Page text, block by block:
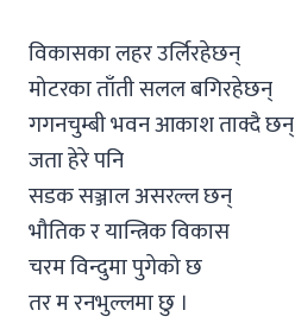
विकासका लहर उर्लिरहेछन्
मोटरका ताँती सलल बगिरहेछन्
गगनचुम्बी भवन आकाश ताक्दै छन्
जता हेरे पनि
सडक सञ्जाल असरल्ल छन्
भौतिक र यान्त्रिक विकास
चरम विन्दुमा पुगेको छ
तर म रनभुल्लमा छु ।